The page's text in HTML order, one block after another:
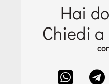
Hai
Chiedi a